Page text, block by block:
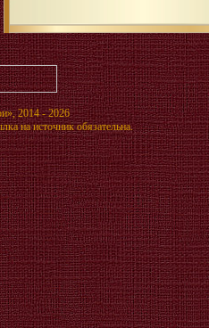
, 2014 - 2026
на источник обязательна.